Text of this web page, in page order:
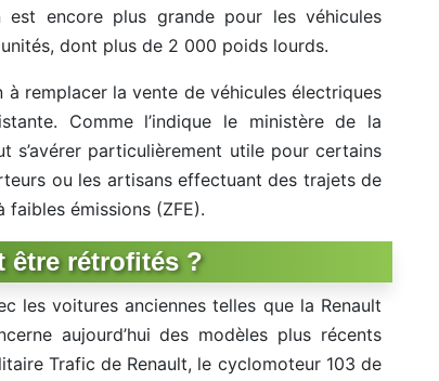
est encore plus grande pour les véhicules
dont plus de 2 000 poids lourds.
remplacer la vente de véhicules électriques
Comme l’indique le ministère de la
s’avérer particulièrement utile pour certains
ou les artisans effectuant des trajets de
émissions (ZFE).
être rétrofités ?
les voitures anciennes telles que la Renault
aujourd’hui des modèles plus récents
Trafic de Renault, le cyclomoteur 103 de